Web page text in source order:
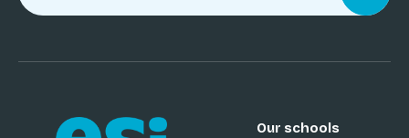
Our schools